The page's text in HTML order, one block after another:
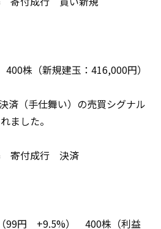
株（新規建玉：416,000円）
済（手仕舞い）の売買シグナル
ました。
寄付成行 決済
99円 +9.5%） 400株（利益